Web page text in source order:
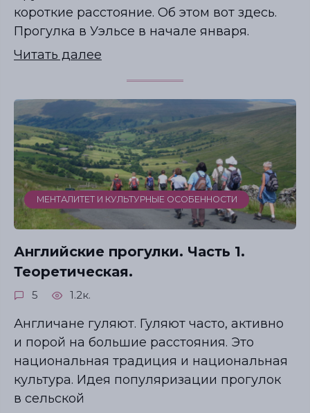
короткие расстояние. Об этом вот здесь.
Прогулка в Уэльсе в начале января.
Читать далее
МЕНТАЛИТЕТ И КУЛЬТУРНЫЕ ОСОБЕННОСТИ
Английские прогулки. Часть 1.
Теоретическая.
5 1.2к.
Англичане гуляют. Гуляют часто, активно
и порой на большие расстояния. Это
национальная традиция и национальная
культура. Идея популяризации прогулок
в сельской